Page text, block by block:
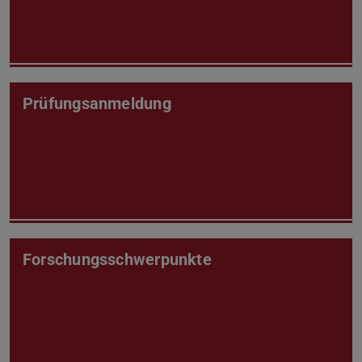
Prüfungsanmeldung
Forschungsschwerpunkte